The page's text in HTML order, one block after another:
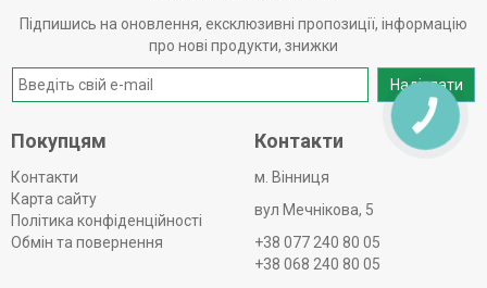
Підпишись на оновлення, ексклюзивні пропозиції, інформацію
про нові продукти, знижки
Надіслати
Покупцям
Контакти
Карта сайту
Політика конфіденційності
Обмін та повернення
Контакти
м. Вінниця
вул Мечнікова, 5
+38 077 240 80 05
+38 068 240 80 05
КНОПКА
ЗВ'ЯЗКУ